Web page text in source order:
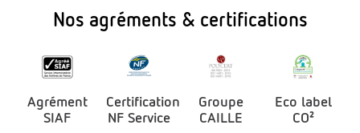
Nos agréments & certifications
Agrément
SIAF
Certification
NF Service
Groupe
CAILLE
Eco label
CO²